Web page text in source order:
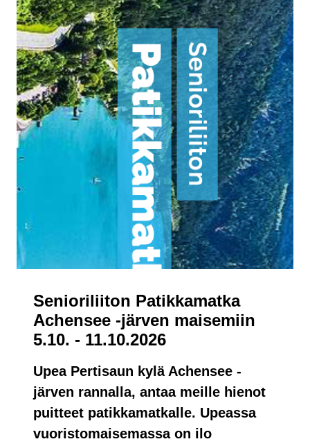
Senioriliiton Patikkamatka
Achensee -järven maisemiin
5.10. - 11.10.2026
Upea Pertisaun kylä Achensee -
järven rannalla, antaa meille hienot
puitteet patikkamatkalle. Upeassa
vuoristomaisemassa on ilo